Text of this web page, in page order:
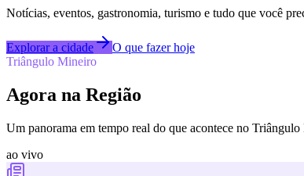
Notícias, eventos, gastronomia, turismo e tudo que você
Explorar a cidade
O que fazer hoje
Triângulo Mineiro
Agora na Região
Um panorama em tempo real do que acontece no
ao vivo